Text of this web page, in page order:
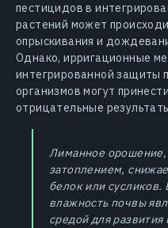
пестицидов в
растений может
опрыскивания и
Однако, ирригационные
интегрированной защиты
организмов могут
отрицательные
Лиманное
затоплением,
белок или
влажность почвы
средой для